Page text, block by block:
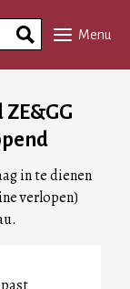
Menu
in te dienen
verlopen)